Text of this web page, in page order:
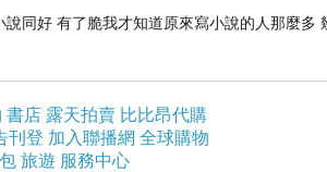
說同好 有了脆我才知道原來寫小說的人那麼
書店 露天拍賣 比比昂代購
刊登 加入聯播網 全球購物
旅遊 服務中心